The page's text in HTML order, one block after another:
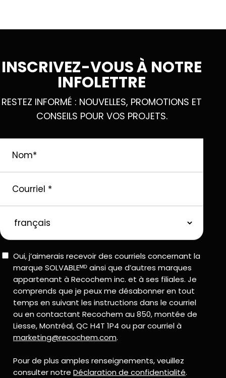
INSCRIVEZ-VOUS À NOTRE
INFOLETTRE
RESTEZ INFORMÉ : NOUVELLES, PROMOTIONS ET
CONSEILS POUR VOS PROJETS.
préférée
Consent
Oui, j’aimerais recevoir des courriels concernant la
marque SOLVABLEᴹᴰ ainsi que d’autres marques
appartenant à Recochem inc. et à ses filiales. Je
comprends que je peux me désabonner en tout
temps en suivant les instructions dans le courriel
ou en contactant Recochem au 850, montée de
Liesse, Montréal, QC H4T 1P4 ou par courriel à
marketing@recochem.com.
Pour de plus amples renseignements, veuillez
consulter notre Déclaration de confidentialité.